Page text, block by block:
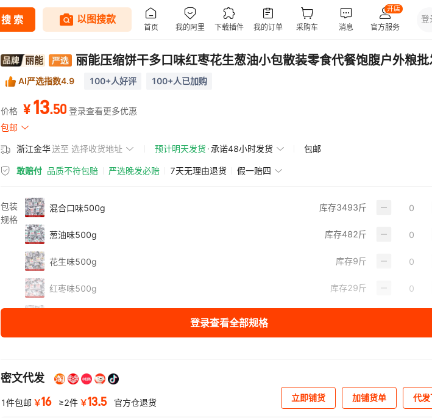
丽能 丽能压缩饼干多口味红枣花生葱油小包散装零食代餐饱腹户外粮批
AI严选指数4.9 100+人好评 100+人已加购
价格 ¥13.50 登录查看更多优惠
包邮
浙江金华送至 选择收货地址 预计明天发货 承诺48小时发货 包邮
敢赔付 品质不符包赔 严选晚发必赔 7天无理由退货 假一赔四
包装
规格
混合口味500g 库存3493斤
葱油味500g 库存482斤
花生味500g 库存9斤
红枣味500g 库存29斤
登录查看全部规格
密文代发
1件包邮 ￥16 ≥2件 ￥13.5 官方仓退货 立即铺货 加铺货单 代